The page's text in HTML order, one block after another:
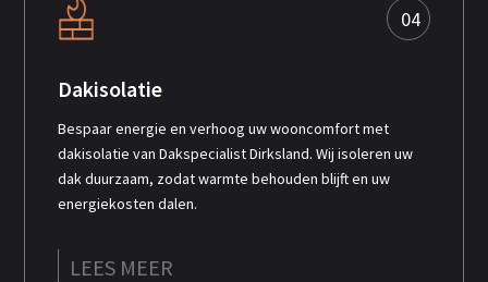
04
Dakisolatie
Bespaar energie en verhoog uw wooncomfort met
dakisolatie van Dakspecialist Dirksland. Wij isoleren uw
dak duurzaam, zodat warmte behouden blijft en uw
energiekosten dalen.
LEES MEER